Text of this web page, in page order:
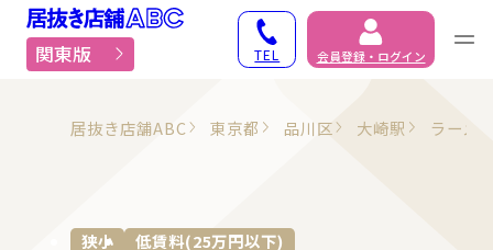
居抜き物件・貸店舗で
関東版 TEL 会員登録・ログイン
居抜き店舗ABC 東京都 品川区 大崎駅 ラーメ
狭小 低賃料(25万円以下)